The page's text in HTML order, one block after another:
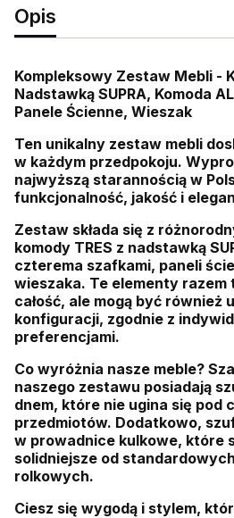
Opis
Kompleksowy Zestaw Mebli -
Nadstawką SUPRA, Komoda
Panele Ścienne, Wieszak
Ten unikalny zestaw mebli
w każdym przedpokoju.
najwyższą starannością w
funkcjonalność, jakość i
Zestaw składa się z
komody TRES z nadstawką
czterema szafkami, paneli
wieszaka. Te elementy razem
całość, ale mogą być również
konfiguracji, zgodnie z
preferencjami.
Co wyróżnia nasze meble?
naszego zestawu posiadają
dnem, które nie ugina się pod
przedmiotów. Dodatkowo,
w prowadnice kulkowe, które
solidniejsze od
rolkowych.
Ciesz się wygodą i stylem,